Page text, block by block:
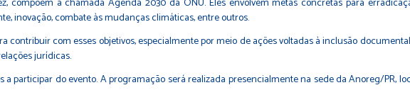
inovação, combate às mudanças climáticas, entre outros.
contribuir com esses objetivos, especialmente por meio de ações voltadas à inclusão
jurídicas.
participar do evento. A programação será realizada presencialmente na sede da Anoreg/PR,